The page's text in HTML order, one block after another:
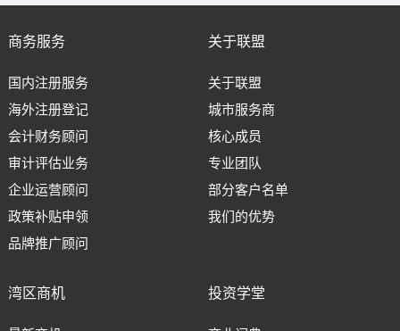
商务服务
国内注册服务
海外注册登记
会计财务顾问
审计评估业务
企业运营顾问
政策补贴申领
品牌推广顾问
关于联盟
关于联盟
城市服务商
核心成员
专业团队
部分客户名单
我们的优势
湾区商机 投资学堂